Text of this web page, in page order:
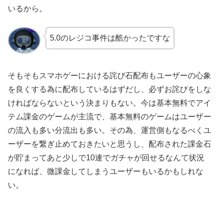
いるから。
5.0のレジコ事件は酷かったですな
そもそもスマホゲーにおける詫び石配布もユーザーの心象
を良くする為に配布しているはずだし、必ずお詫びをしな
ければならないという決まりもない。今は基本無料でアイ
テム課金のゲームが主流で、基本無料のゲームはユーザー
の流入も多い分流出も多い。その為、運営側もなるべくユ
ーザーを繋ぎ止めておきたいと思うし、配布された課金石
が貯まってあと少しで10連でガチャが回せるなんて状況
になれば、微課金してしまうユーザーもいるかもしれな
い。